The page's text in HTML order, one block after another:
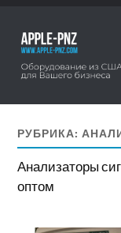
РУБРИКА:
Анализаторы
оптом